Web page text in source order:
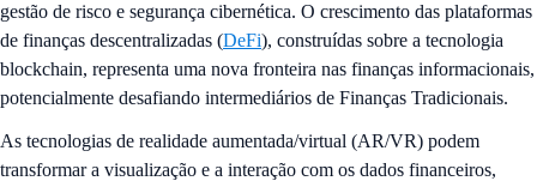
gestão de risco e segurança cibernética. O crescimento das plataformas
de finanças descentralizadas (DeFi), construídas sobre a tecnologia
blockchain, representa uma nova fronteira nas finanças informacionais,
potencialmente desafiando intermediários de Finanças Tradicionais.
As tecnologias de realidade aumentada/virtual (AR/VR) podem
transformar a visualização e a interação com os dados financeiros,